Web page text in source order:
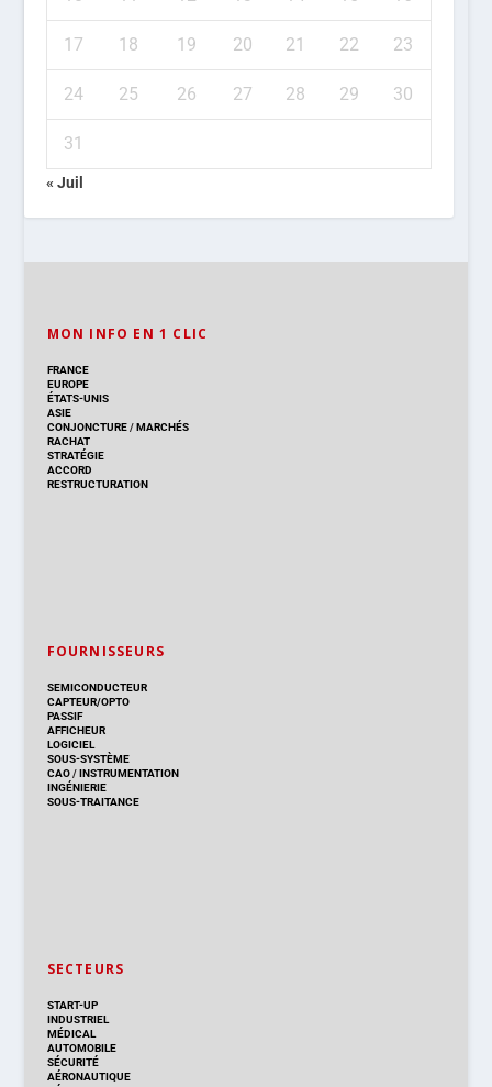
17 18 19 20 21 22 23
24 25 26 27 28 29 30
31
« Juil
MON INFO EN 1 CLIC
FRANCE
EUROPE
ÉTATS-UNIS
ASIE
CONJONCTURE/MARCHÉS
RACHAT
STRATÉGIE
ACCORD
RESTRUCTURATION
FOURNISSEURS
SEMICONDUCTEUR
CAPTEUR/OPTO
PASSIF
AFFICHEUR
LOGICIEL
SOUS-SYSTÈME
CAO/INSTRUMENTATION
INGÉNIERIE
SOUS-TRAITANCE
SECTEURS
START-UP
INDUSTRIEL
MÉDICAL
AUTOMOBILE
SÉCURITÉ
AÉRONAUTIQUE